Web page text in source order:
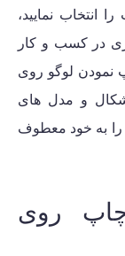
انتخاب نمایید،
در کسب و کار
نمودن لوگو روی
اشکال و مدل های
را به خود معطوف
روی